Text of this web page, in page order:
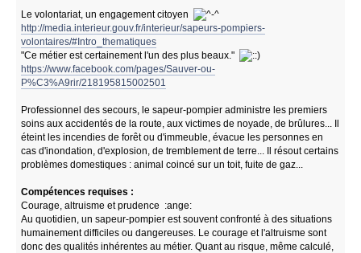
Le volontariat, un engagement citoyen
http://media.interieur.gouv.fr/interieur/sapeurs-pompiers-
volontaires/#Intro_thematiques
"Ce métier est certainement l'un des plus beaux."
https://www.facebook.com/pages/Sauver-ou-
P%C3%A9rir/218195815002501
Professionnel des secours, le sapeur-pompier administre les premiers
soins aux accidentés de la route, aux victimes de noyade, de brûlures... Il
éteint les incendies de forêt ou d'immeuble, évacue les personnes en
cas d'inondation, d'explosion, de tremblement de terre... Il résout certains
problèmes domestiques : animal coincé sur un toit, fuite de gaz...
Compétences requises :
Courage, altruisme et prudence :ange:
Au quotidien, un sapeur-pompier est souvent confronté à des situations
humainement difficiles ou dangereuses. Le courage et l'altruisme sont
donc des qualités inhérentes au métier. Quant au risque, même calculé,